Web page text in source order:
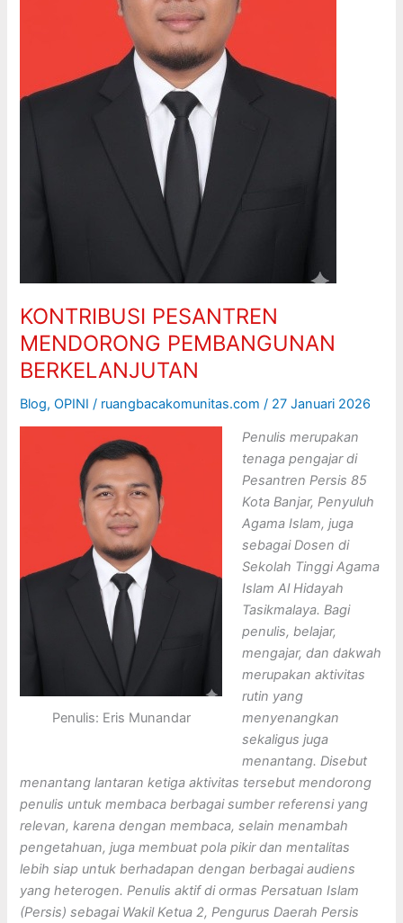
KONTRIBUSI PESANTREN
MENDORONG PEMBANGUNAN
BERKELANJUTAN
Blog,OPINI / ruangbacakomunitas.com/ 27 Januari 2026
Penulis: Eris Munandar
Penulis merupakan
tenaga pengajar di
Pesantren Persis 85
Kota Banjar, Penyuluh
Agama Islam, juga
sebagai Dosen di
Sekolah Tinggi Agama
Islam Al Hidayah
Tasikmalaya. Bagi
penulis, belajar,
mengajar, dan dakwah
merupakan aktivitas
rutin yang
menyenangkan
sekaligus juga
menantang. Disebut
menantang lantaran ketiga aktivitas tersebut mendorong
penulis untuk membaca berbagai sumber referensi yang
relevan, karena dengan membaca, selain menambah
pengetahuan, juga membuat pola pikir dan mentalitas
lebih siap untuk berhadapan dengan berbagai audiens
yang heterogen. Penulis aktif di ormas Persatuan Islam
(Persis) sebagai Wakil Ketua 2, Pengurus Daerah Persis